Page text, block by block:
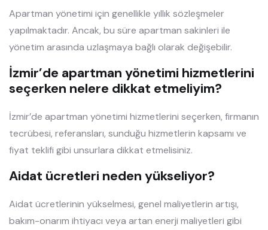
Apartman yönetimi için genellikle yıllık sözleşmeler
yapılmaktadır. Ancak, bu süre apartman sakinleri ile
yönetim arasında uzlaşmaya bağlı olarak değişebilir.
İzmir’de apartman yönetimi hizmetlerini
seçerken nelere dikkat etmeliyim?
İzmir’de apartman yönetimi hizmetlerini seçerken, firmanın
tecrübesi, referansları, sunduğu hizmetlerin kapsamı ve
fiyat teklifi gibi unsurlara dikkat etmelisiniz.
Aidat ücretleri neden yükseliyor?
Aidat ücretlerinin yükselmesi, genel maliyetlerin artışı,
bakım-onarım ihtiyacı veya artan enerji maliyetleri gibi